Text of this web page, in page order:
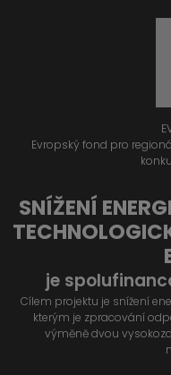
Evropský fond pro
SNÍŽENÍ
je
Cílem projektu je snížení
kterým je zpracování
výměně dvou